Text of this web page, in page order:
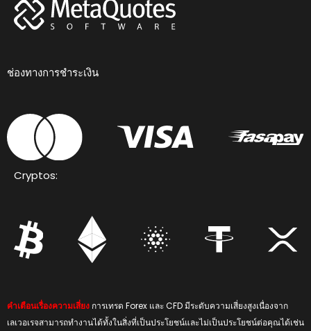
ช่องทางการชำระเงิน
Cryptos:
คำเตือนเรื่องความเสี่ยง การเทรด Forex และ CFD มีระดับความเสี่ยงสูงเนื่องจาก
เลเวอเรจสามารถทำงานได้ทั้งในสิ่งที่เป็นประโยชน์และไม่เป็นประโยชน์ต่อคุณได้เช่น